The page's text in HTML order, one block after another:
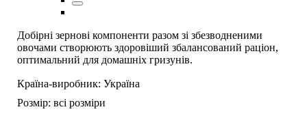
Добірні зернові компоненти разом зі збезводненими
овочами створюють здоровіший збалансований раціон,
оптимальний для домашніх гризунів.
Країна-виробник: Україна
Розмір: всі розміри